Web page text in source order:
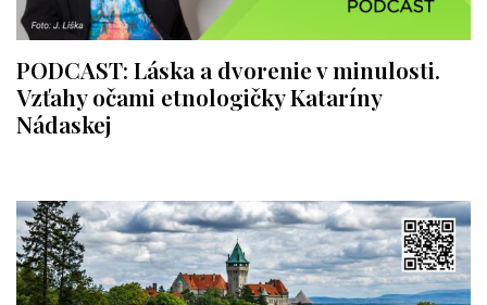
PODCAST: Láska a dvorenie v minulosti.
Vzťahy očami etnologičky Kataríny
Nádaskej